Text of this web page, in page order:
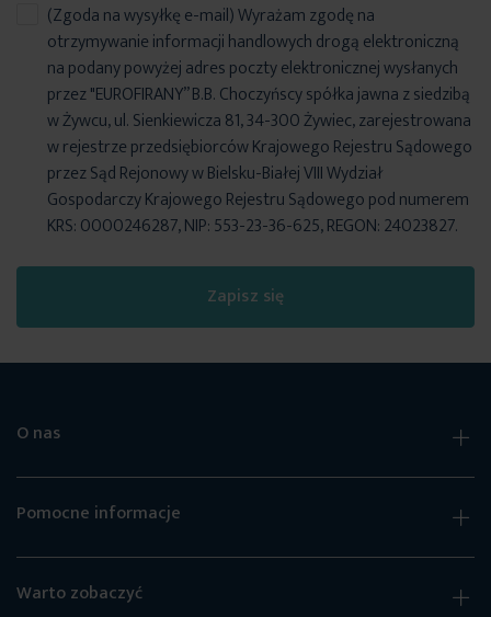
Zapisz się
(Zgoda na wysyłkę e-mail) Wyrażam zgodę na
otrzymywanie informacji handlowych drogą elektroniczną
na podany powyżej adres poczty elektronicznej wysłanych
przez "EUROFIRANY” B.B. Choczyńscy spółka jawna z siedzibą
w Żywcu, ul. Sienkiewicza 81, 34-300 Żywiec, zarejestrowana
w rejestrze przedsiębiorców Krajowego Rejestru Sądowego
przez Sąd Rejonowy w Bielsku-Białej VIII Wydział
Gospodarczy Krajowego Rejestru Sądowego pod numerem
KRS: 0000246287, NIP: 553-23-36-625, REGON: 24023827.
O nas
Pomocne informacje
Warto zobaczyć